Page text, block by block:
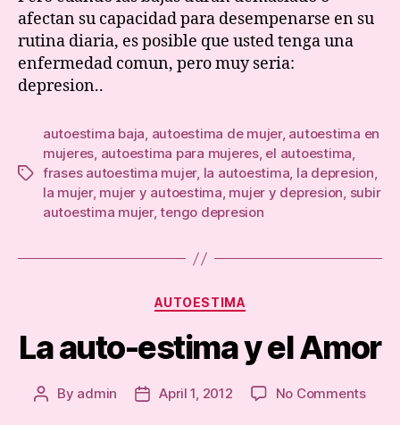
de
afectan su capacidad para desempenarse en su
rutina diaria, es posible que usted tenga una
enfermedad comun, pero muy seria:
depresion..
Tags
autoestima baja, autoestima de mujer, autoestima en
mujeres, autoestima para mujeres, el autoestima,
frases autoestima mujer, la autoestima, la depresion,
la mujer, mujer y autoestima, mujer y depresion, subir
autoestima mujer,tengo depresion
Categories
AUTOESTIMA
La auto-estima y el Amor
Post
By admin
PostApril 1, 2012 No Commentson